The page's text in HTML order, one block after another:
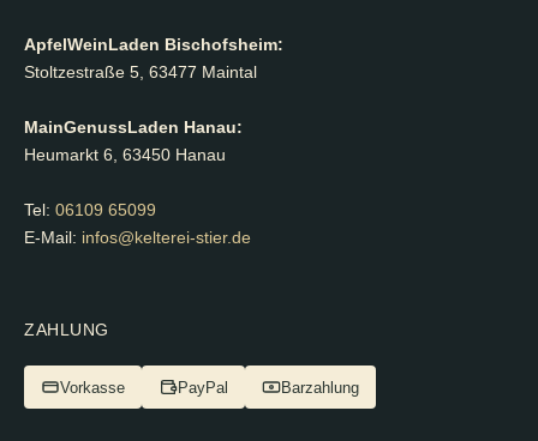
ApfelWeinLaden Bischofsheim:
Stoltzestraße 5, 63477 Maintal
MainGenussLaden Hanau:
Heumarkt 6, 63450 Hanau
Tel: 06109 65099
E-Mail: infos@kelterei-stier.de
ZAHLUNG
Vorkasse PayPal Barzahlung